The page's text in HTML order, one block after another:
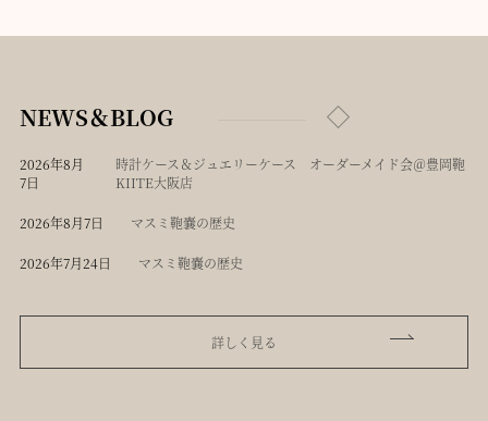
NEWS＆BLOG
2026年8月
7日
時計ケース＆ジュエリーケース オーダーメイド会＠豊岡鞄
KIITE大阪店
2026年8月7日 マスミ鞄嚢の歴史
2026年7月24日 マスミ鞄嚢の歴史
詳しく見る